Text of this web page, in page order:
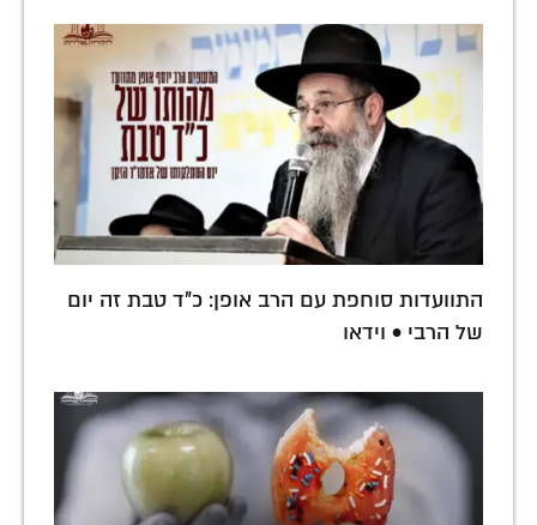
התוועדות סוחפת עם הרב אופן: כ"ד טבת זה יום
של הרבי • וידאו